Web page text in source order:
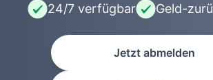
24/7 verfügbar Geld-
Jetzt abmelden